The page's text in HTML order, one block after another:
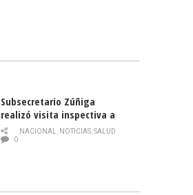
Subsecretario Zúñiga
realizó visita inspectiva a
Hospital Modular Sótero del
Río
NACIONAL, NOTICIAS,SALUD
0